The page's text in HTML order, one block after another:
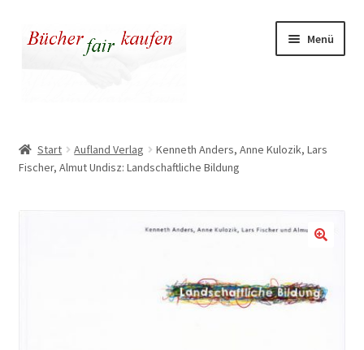
Zur
Navigation
Zum
Inhalt
Menü
Kasse
Warenkorb
Start Aufland Verlag
Kenneth Anders, Anne Kulozik, Lars
Fischer, Almut Undisz: Landschaftliche Bildung